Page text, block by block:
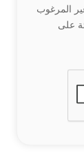
المرغوب
على